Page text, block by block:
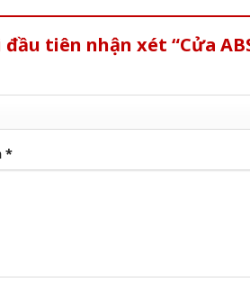
tiên nhận xét “Cửa ABS
*